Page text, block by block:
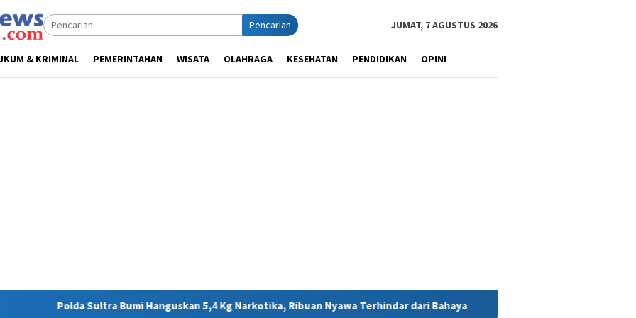
Pencarian JUMAT, 7 AGUSTUS 2026
& KRIMINAL PEMERINTAHAN WISATA OLAHRAGA KESEHATAN PENDIDIKAN OPINI
Hanguskan 5,4 Kg Narkotika, Ribuan Nyawa Terhindar dari Bahaya MIND ID Tegaskan Dukungan Penuh Bagi PT Vale